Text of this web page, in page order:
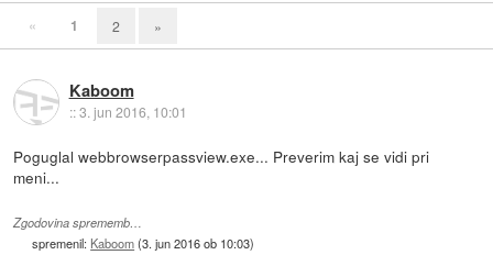
« 1 2 »
Kaboom
::3. jun 2016, 10:01
Poguglal webbrowserpassview.exe... Preverim kaj se vidi pri
meni...
Zgodovina sprememb…
spremenil: Kaboom(3. jun 2016 ob 10:03)